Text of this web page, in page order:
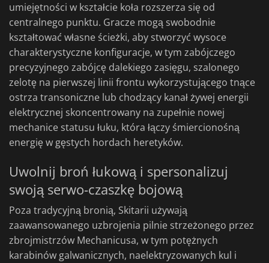
umiejętności w kształcie koła rozszerza się od
centralnego punktu. Gracze mogą swobodnie
kształtować własne ścieżki, aby stworzyć wysoce
charakterystyczne konfiguracje, w tym zabójczego
precyzyjnego zabójcę dalekiego zasięgu, szalonego
zelotę na pierwszej linii frontu wykorzystującego tnące
ostrza transoniczne lub chodzący kanał żywej energii
elektrycznej skoncentrowany na zupełnie nowej
mechanice statusu łuku, która łączy śmiercionośną
energię w gęstych hordach heretyków.
Uwolnij broń łukową i spersonalizuj
swoją serwo-czaszkę bojową
Poza tradycyjną bronią, Skitarii używają
zaawansowanego uzbrojenia pilnie strzeżonego przez
zbrojmistrzów Mechanicusa, w tym potężnych
karabinów galwanicznych, naelektryzowanych kul i